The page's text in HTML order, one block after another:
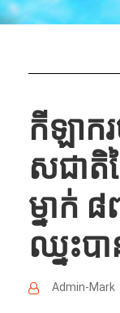
កីឡាក
សជាតិ
ម្នាក់
ឈ្នះប
Admin-Mark